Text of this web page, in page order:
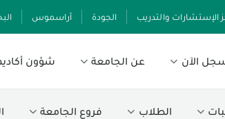
الإستشارات والتدريب الجودة أراسموس
الآن عن الجامعة شؤون
الطلاب فروع الجامعة